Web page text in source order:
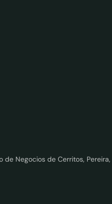
de Negocios de Cerritos, Pereira,